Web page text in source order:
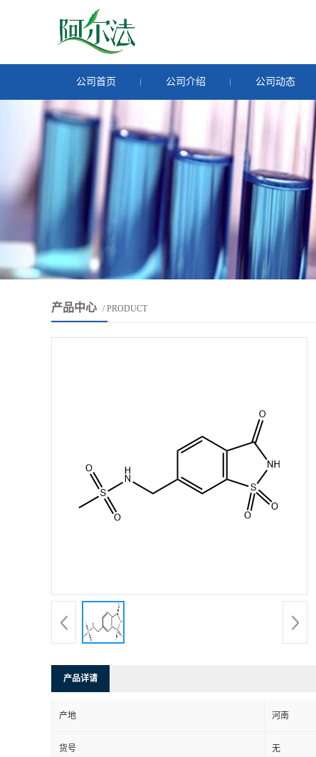
公司首页 公司介绍 公司动态
产品中心 / PRODUCT
产品详请
产地 河南
货号 无